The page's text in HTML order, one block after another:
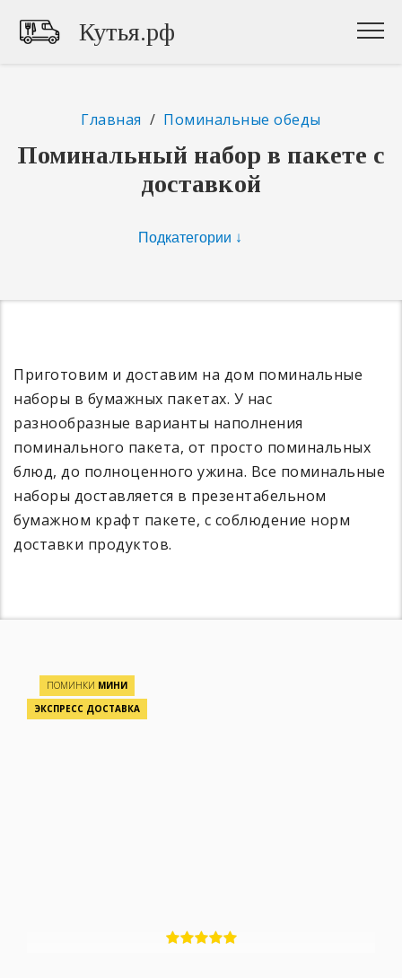
Кутья.рф
Главная / Поминальные обеды
Поминальный набор в пакете с
доставкой
Приготовим и доставим на дом поминальные
наборы в бумажных пакетах. У нас
разнообразные варианты наполнения
поминального пакета, от просто поминальных
блюд, до полноценного ужина. Все поминальные
наборы доставляется в презентабельном
бумажном крафт пакете, с соблюдение норм
доставки продуктов.
ПОМИНКИ МИНИ
ЭКСПРЕСС ДОСТАВКА